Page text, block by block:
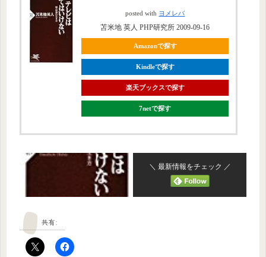
posted with ヨメレバ
苫米地 英人 PHP研究所 2009-09-16
Amazonで探す
Kindleで探す
楽天ブックスで探す
7netで探す
＼ 最新情報をチェック ／
共有: